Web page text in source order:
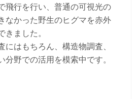
飛行を行い、普通の可視光の
なかった野生のヒグマを赤外
きました。
にはもちろん、構造物調査、
分野での活用を模索中です。